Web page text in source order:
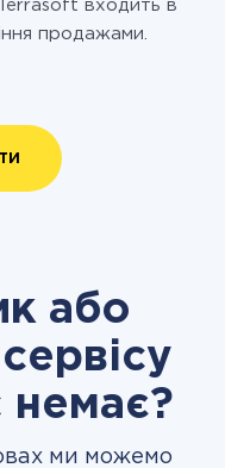
Terrasoft входить в
продажами.
або
немає?
ми можемо